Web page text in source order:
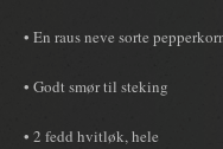
• En raus neve sorte
• Godt smør til steking
• 2 fedd hvitløk, hele